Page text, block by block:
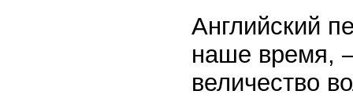
Английский
наше время,
величество